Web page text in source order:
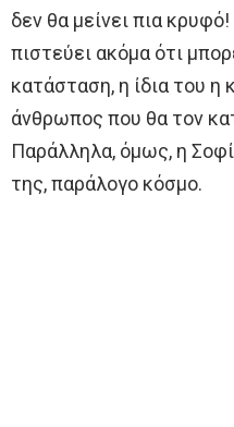
δεν θα μείνει πια
πιστεύει ακόμα ότι
κατάσταση, η ίδια του η
άνθρωπος που θα τον
Παράλληλα, όμως, η
της, παράλογο κόσμο.